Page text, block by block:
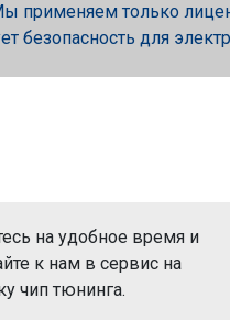
только
безопасность для
на удобное время и
к нам в сервис на
чип тюнинга.